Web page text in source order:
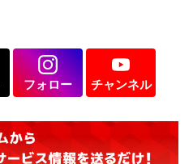
フォロー チャンネル